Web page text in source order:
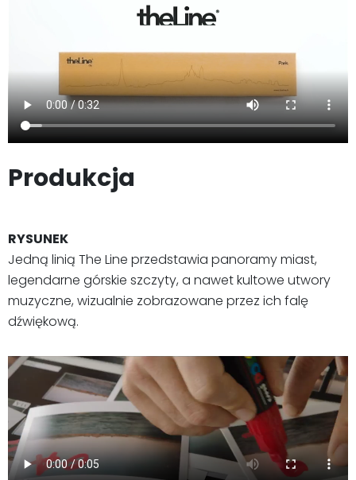
Produkcja
RYSUNEK
Jedną linią The Line przedstawia panoramy miast,
legendarne górskie szczyty, a nawet kultowe utwory
muzyczne, wizualnie zobrazowane przez ich falę
dźwiękową.